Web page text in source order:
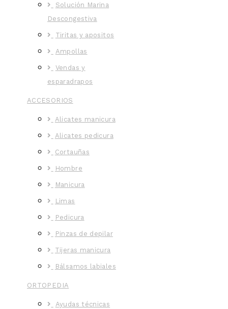
Solución Marina
Descongestiva
Tiritas y apositos
Ampollas
Vendas y
esparadrapos
ACCESORIOS
Alicates manicura
Alicates pedicura
Cortauñas
Hombre
Manicura
Limas
Pedicura
Pinzas de depilar
Tijeras manicura
Bálsamos labiales
ORTOPEDIA
Ayudas técnicas